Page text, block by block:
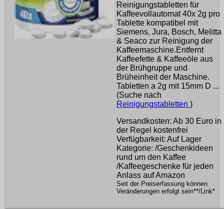
Reinigungstabletten für
Kaffeevollautomat 40x 2g pro
Tablette kompatibel mit
Siemens, Jura, Bosch, Melitta
& Seaco zur Reinigung der
Kaffeemaschine.Entfernt
Kaffeefette & Kaffeeöle aus
der Brühgruppe und
Brüheinheit der Maschine.
Tabletten a 2g mit 15mm D ...
(Suche nach
Reinigungstabletten )
Versandkosten: Ab 30 Euro in
der Regel kostenfrei
Verfügbarkeit: Auf Lager
Kategorie: /Geschenkideen
rund um den Kaffee
/Kaffeegeschenke für jeden
Anlass auf Amazon
Seit der Preiserfassung können
Veränderungen erfolgt sein**/Link*